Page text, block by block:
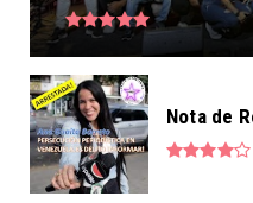
Nota de